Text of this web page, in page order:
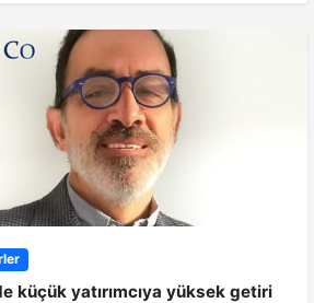
küçük yatırımcıya yüksek getiri